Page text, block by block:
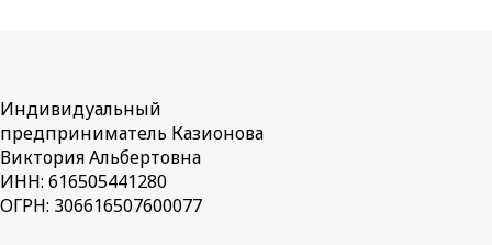
Индивидуальный
предприниматель Казионова
Виктория Альбертовна
ИНН: 616505441280
ОГРН: 306616507600077